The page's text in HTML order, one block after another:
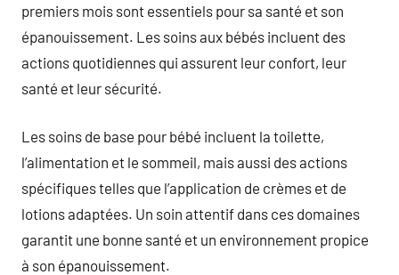
premiers mois sont essentiels pour sa santé et son
épanouissement. Les soins aux bébés incluent des
actions quotidiennes qui assurent leur confort, leur
santé et leur sécurité.
Les soins de base pour bébé incluent la toilette,
l’alimentation et le sommeil, mais aussi des actions
spécifiques telles que l’application de crèmes et de
lotions adaptées. Un soin attentif dans ces domaines
garantit une bonne santé et un environnement propice
à son épanouissement.